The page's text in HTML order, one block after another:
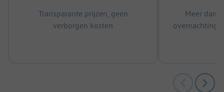
Transparante prijzen, geen
verborgen kosten
Meer dan